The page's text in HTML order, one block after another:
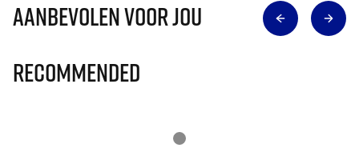
Aanbevolen voor jou
Recommended